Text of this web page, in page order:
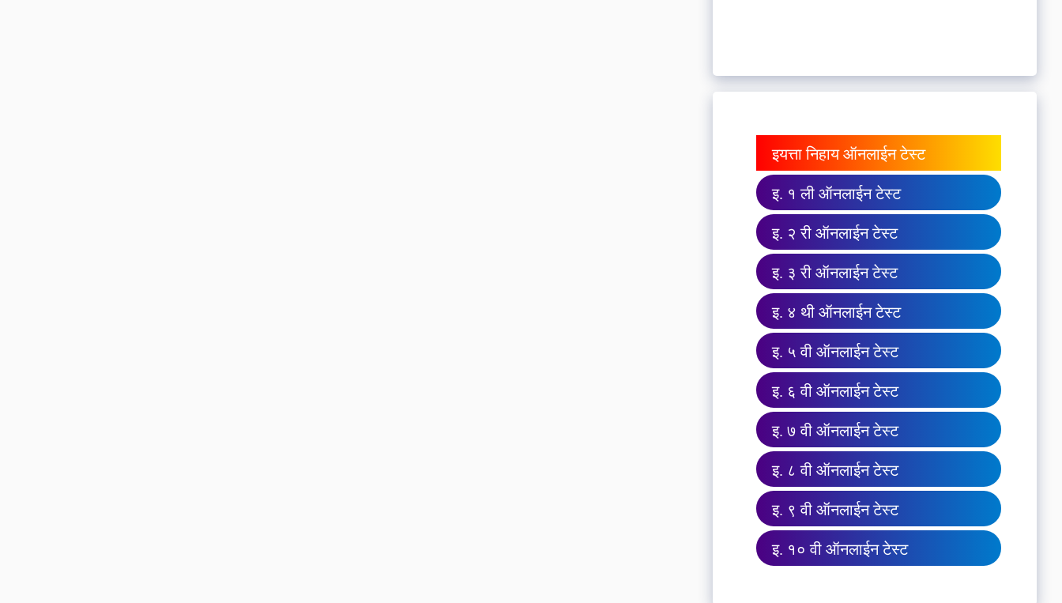
इयत्ता निहाय ऑनलाईन टेस्ट
इ. १ ली ऑनलाईन टेस्ट
इ. २ री ऑनलाईन टेस्ट
इ. ३ री ऑनलाईन टेस्ट
इ. ४ थी ऑनलाईन टेस्ट
इ. ५ वी ऑनलाईन टेस्ट
इ. ६ वी ऑनलाईन टेस्ट
इ. ७ वी ऑनलाईन टेस्ट
इ. ८ वी ऑनलाईन टेस्ट
इ. ९ वी ऑनलाईन टेस्ट
इ. १० वी ऑनलाईन टेस्ट